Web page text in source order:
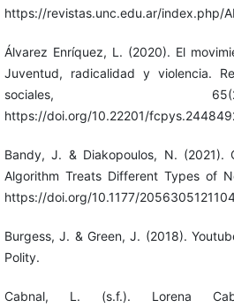
https://revistas.unc.edu.ar/index.php/
Álvarez Enríquez, L. (2020). El
Juventud, radicalidad y violencia.
sociales,
https://doi.org/10.22201/
Bandy, J. & Diakopoulos, N. (2021).
Algorithm Treats Different Types of
https://doi.org/10.1177/
Burgess, J. & Green, J. (2018).
Polity.
Cabnal, L. (s.f.). Lorena